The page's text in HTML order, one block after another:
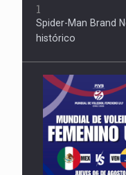
1
Spider-Man Brand
histórico